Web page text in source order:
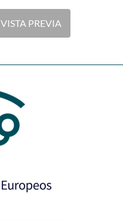
VISTA PREVIA